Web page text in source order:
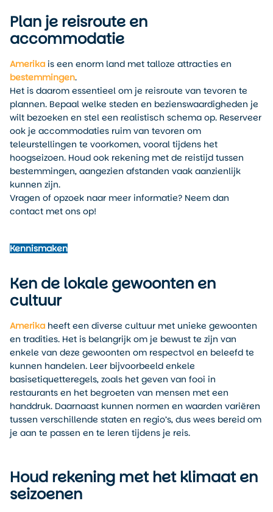
Plan je reisroute en
accommodatie
Amerika is een enorm land met talloze attracties en
bestemmingen.
Het is daarom essentieel om je reisroute van tevoren te
plannen. Bepaal welke steden en bezienswaardigheden je
wilt bezoeken en stel een realistisch schema op. Reserveer
ook je accommodaties ruim van tevoren om
teleurstellingen te voorkomen, vooral tijdens het
hoogseizoen. Houd ook rekening met de reistijd tussen
bestemmingen, aangezien afstanden vaak aanzienlijk
kunnen zijn.
Vragen of opzoek naar meer informatie? Neem dan
contact met ons op!
Kennismaken
Ken de lokale gewoonten en
cultuur
Amerika heeft een diverse cultuur met unieke gewoonten
en tradities. Het is belangrijk om je bewust te zijn van
enkele van deze gewoonten om respectvol en beleefd te
kunnen handelen. Leer bijvoorbeeld enkele
basisetiquetteregels, zoals het geven van fooi in
restaurants en het begroeten van mensen met een
handdruk. Daarnaast kunnen normen en waarden variëren
tussen verschillende staten en regio’s, dus wees bereid om
je aan te passen en te leren tijdens je reis.
Houd rekening met het klimaat en
seizoenen